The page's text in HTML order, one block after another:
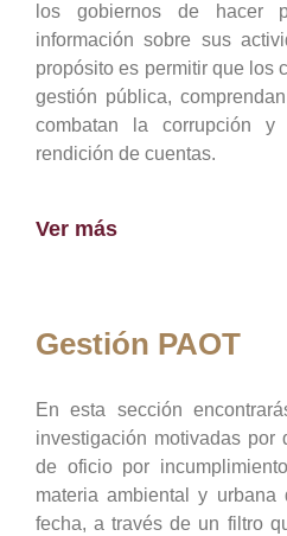
los gobiernos de hacer
información sobre sus
propósito es permitir que los
gestión pública,
combatan la corrupción y
rendición de cuentas.
Ver más
Gestión PAOT
En esta sección
investigación motivadas por
de oficio por
materia ambiental y
fecha, a través de un filtro